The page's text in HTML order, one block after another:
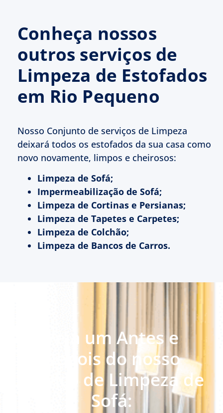
Conheça nossos
outros serviços de
Limpeza de Estofados
em Rio Pequeno
Nosso Conjunto de serviços de Limpeza
deixará todos os estofados da sua casa como
novo novamente, limpos e cheirosos:
Limpeza de Sofá;
Impermeabilização de Sofá;
Limpeza de Cortinas e Persianas;
Limpeza de Tapetes e Carpetes;
Limpeza de Colchão;
Limpeza de Bancos de Carros.
Veja um Antes e
Depois do nosso
serviço de Limpeza de
Sofá: